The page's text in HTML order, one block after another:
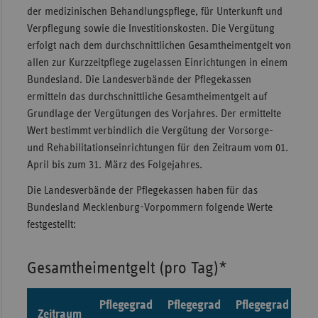
der medizinischen Behandlungspflege, für Unterkunft und
Verpflegung sowie die Investitionskosten. Die Vergütung
erfolgt nach dem durchschnittlichen Gesamtheimentgelt von
allen zur Kurzzeitpflege zugelassen Einrichtungen in einem
Bundesland. Die Landesverbände der Pflegekassen
ermitteln das durchschnittliche Gesamtheimentgelt auf
Grundlage der Vergütungen des Vorjahres. Der ermittelte
Wert bestimmt verbindlich die Vergütung der Vorsorge-
und Rehabilitationseinrichtungen für den Zeitraum vom 01.
April bis zum 31. März des Folgejahres.
Die Landesverbände der Pflegekassen haben für das
Bundesland Mecklenburg-Vorpommern folgende Werte
festgestellt:
Gesamtheimentgelt (pro Tag)*
Zeitraum
Pflegegrad Pflegegrad Pflegegrad